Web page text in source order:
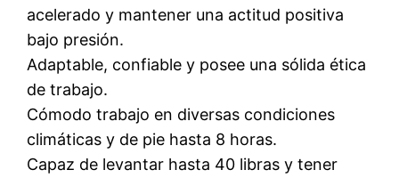
acelerado y mantener una actitud positiva
bajo presión.
Adaptable, confiable y posee una sólida ética
de trabajo.
Cómodo trabajo en diversas condiciones
climáticas y de pie hasta 8 horas.
Capaz de levantar hasta 40 libras y tener